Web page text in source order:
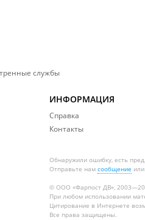
службы
ИНФОРМАЦИЯ
Справка
Контакты
Обнаружили ошибку, есть
Отправьте нам сообщение
© ООО «Фарпост ДВ»,
При любом использовании
Цитирование в Интернете
Все права защищены.